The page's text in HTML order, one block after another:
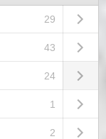
Open
29
Open
43
Open
24
Open
1
Open
2